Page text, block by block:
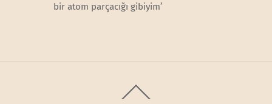
bir atom parçacığı gibiyim’
To